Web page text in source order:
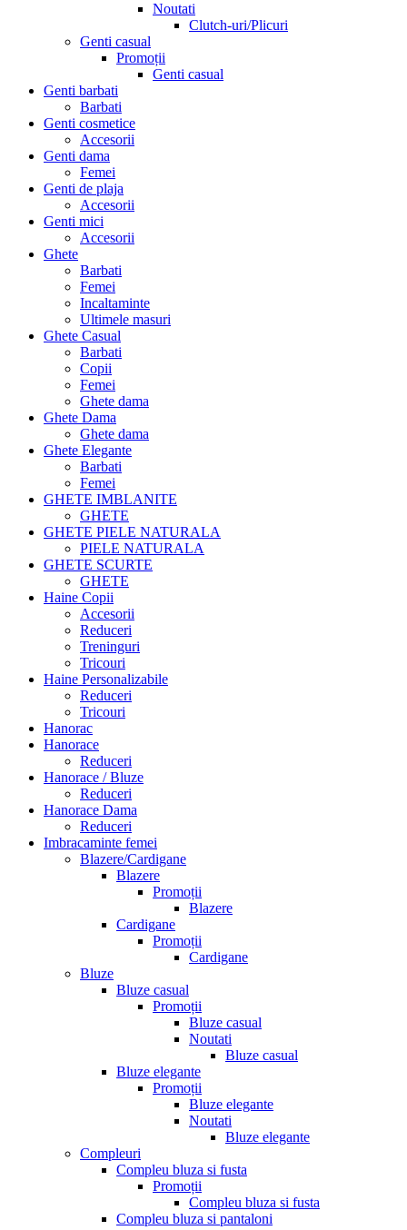
Noutati
Clutch-uri/Plicuri
Genti casual
Promoții
Genti casual
Genti barbati
Barbati
Genti cosmetice
Accesorii
Genti dama
Femei
Genti de plaja
Accesorii
Genti mici
Accesorii
Ghete
Barbati
Femei
Incaltaminte
Ultimele masuri
Ghete Casual
Barbati
Copii
Femei
Ghete dama
Ghete Dama
Ghete dama
Ghete Elegante
Barbati
Femei
GHETE IMBLANITE
GHETE
GHETE PIELE NATURALA
PIELE NATURALA
GHETE SCURTE
GHETE
Haine Copii
Accesorii
Reduceri
Treninguri
Tricouri
Haine Personalizabile
Reduceri
Tricouri
Hanorac
Hanorace
Reduceri
Hanorace / Bluze
Reduceri
Hanorace Dama
Reduceri
Imbracaminte femei
Blazere/Cardigane
Blazere
Promoții
Blazere
Cardigane
Promoții
Cardigane
Bluze
Bluze casual
Promoții
Bluze casual
Noutati
Bluze casual
Bluze elegante
Promoții
Bluze elegante
Noutati
Bluze elegante
Compleuri
Compleu bluza si fusta
Promoții
Compleu bluza si fusta
Compleu bluza si pantaloni